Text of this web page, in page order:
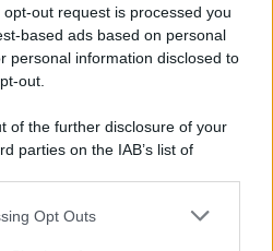
out request is processed you
based ads based on personal
personal information disclosed to
out.
of the further disclosure of your
parties on the IAB’s list of
disclosed by us to third parties
Opt Outs
S.r.l.
20129 Milano (MI)